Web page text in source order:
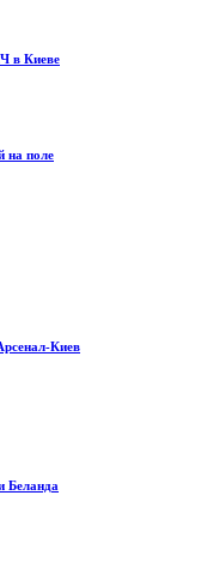
в Киеве
на поле
Киев
Беланда